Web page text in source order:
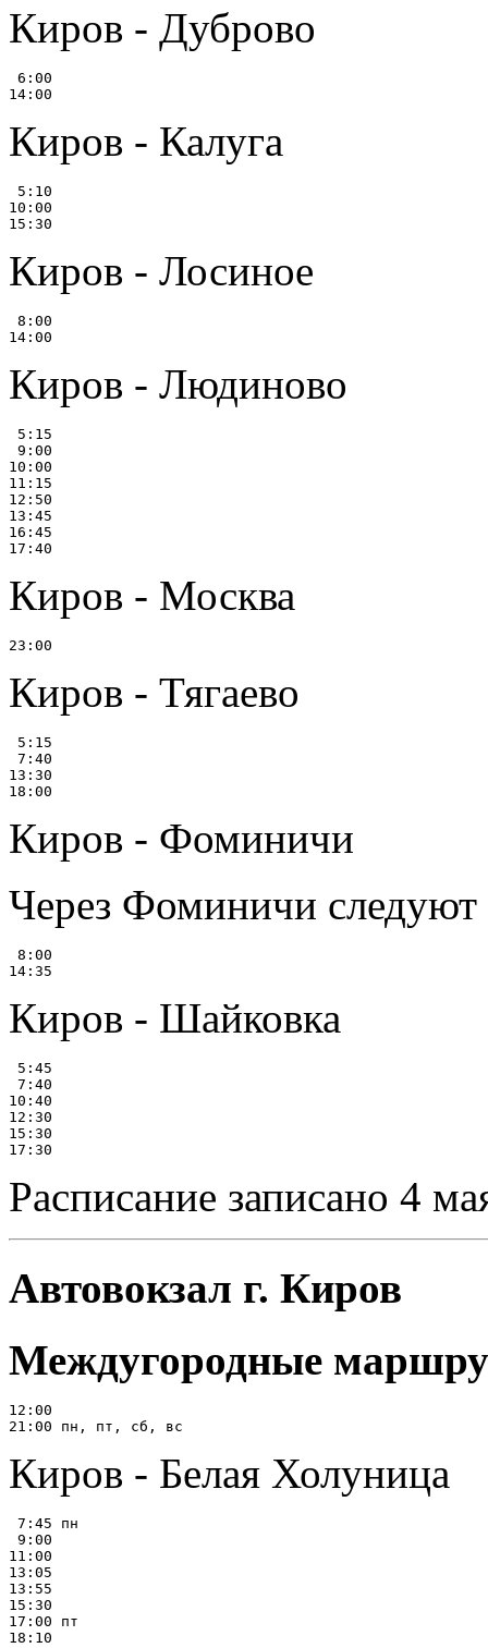
Киров - Дуброво
6:00
Киров - Калуга
5:10
10:00
Киров - Лосиное
8:00
Киров - Людиново
5:15
9:00
10:00
11:15
12:50
13:45
16:45
Киров - Москва
Киров - Тягаево
5:15
7:40
13:30
Киров - Фоминичи
Через Фоминичи следуют
8:00
Киров - Шайковка
5:45
7:40
10:40
12:30
15:30
Расписание записано 4
Автовокзал г. Киров
Междугородные
12:00
Киров - Белая Холуница
7:45 пн
9:00
11:00
13:05
13:55
15:30
17:00 пт
18:10